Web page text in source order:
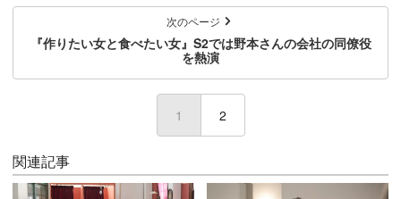
次のページ
『作りたい女と食べたい女』S2では野本さんの会社の同僚役
を熱演
1 (current)
2
関連記事